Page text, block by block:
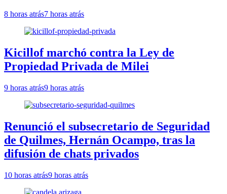
8 horas atrás7 horas atrás
Kicillof marchó contra la Ley de
Propiedad Privada de Milei
9 horas atrás9 horas atrás
Renunció el subsecretario de Seguridad
de Quilmes, Hernán Ocampo, tras la
difusión de chats privados
10 horas atrás9 horas atrás